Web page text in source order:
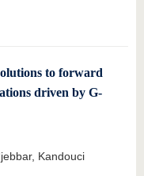
to forward
driven by G-
Kandouci